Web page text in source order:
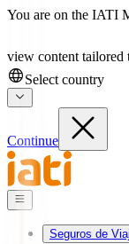
You are on the IATI
view content tailored
Select country
Continue
Seguros de